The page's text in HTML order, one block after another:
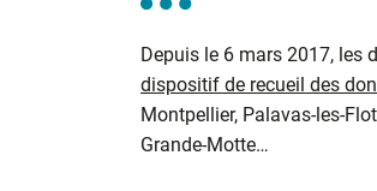
Depuis le 6 mars 2017, les
dispositif de recueil des
Montpellier, Palavas-les-
Grande-Motte…